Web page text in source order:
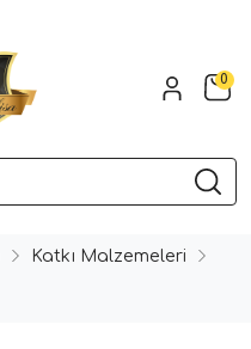
0
Katkı Malzemeleri